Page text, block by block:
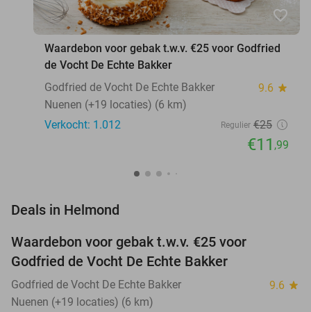
favorite_border
Waardebon voor gebak t.w.v. €25 voor Godfried
de Vocht De Echte Bakker
Godfried de Vocht De Echte Bakker
9.6 star
Nuenen (+19 locaties) (6 km)
Verkocht: 1.012
Regulier €25
€11 ,99
Deals in Helmond
Waardebon voor gebak t.w.v. €25 voor
Godfried de Vocht De Echte Bakker
Godfried de Vocht De Echte Bakker 9.6 star
Nuenen (+19 locaties) (6 km)